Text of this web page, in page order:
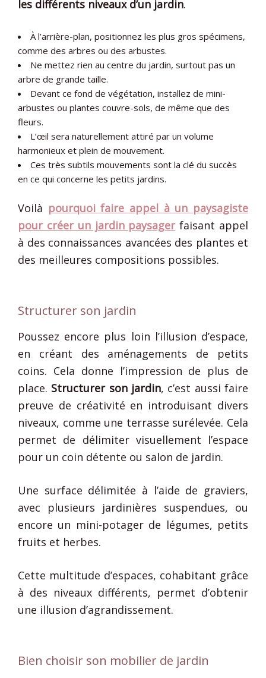
les différents niveaux d’un jardin.
À l’arrière-plan, positionnez les plus gros spécimens,
comme des arbres ou des arbustes.
Ne mettez rien au centre du jardin, surtout pas un
arbre de grande taille.
Devant ce fond de végétation, installez de mini-
arbustes ou plantes couvre-sols, de même que des
fleurs.
L’œil sera naturellement attiré par un volume
harmonieux et plein de mouvement.
Ces très subtils mouvements sont la clé du succès
en ce qui concerne les petits jardins.
Voilà pourquoi faire appel à un paysagiste
pour créer un jardin paysagerfaisant appel
à des connaissances avancées des plantes et
des meilleures compositions possibles.
Structurer son jardin
Poussez encore plus loin l’illusion d’espace,
en créant des aménagements de petits
coins. Cela donne l’impression de plus de
place. Structurer son jardin, c’est aussi faire
preuve de créativité en introduisant divers
niveaux, comme une terrasse surélevée. Cela
permet de délimiter visuellement l’espace
pour un coin détente ou salon de jardin.
Une surface délimitée à l’aide de graviers,
avec plusieurs jardinières suspendues, ou
encore un mini-potager de légumes, petits
fruits et herbes.
Cette multitude d’espaces, cohabitant grâce
à des niveaux différents, permet d’obtenir
une illusion d’agrandissement.
Bien choisir son mobilier de jardin